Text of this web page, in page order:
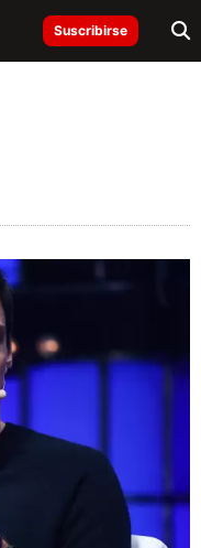
Suscribirse